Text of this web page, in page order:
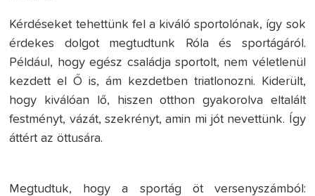
Kérdéseket tehettünk fel a kiváló sportolónak, így sok
érdekes dolgot megtudtunk Róla és sportágáról.
Például, hogy egész családja sportolt, nem véletlenül
kezdett el Ő is, ám kezdetben triatlonozni. Kiderült,
hogy kiválóan lő, hiszen otthon gyakorolva eltalált
festményt, vázát, szekrényt, amin mi jót nevettünk. Így
áttért az öttusára.
Megtudtuk, hogy a sportág öt versenyszámból: